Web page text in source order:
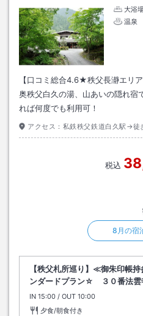
大浴
温泉
【口コミ総合4.6★秩父長瀞エリ
奥秩父白久の湯、山あいの隠れ宿
れば何度でも利用可！
アクセス： 私鉄秩父鉄道白久駅→徒
税込
8月の宿
【秩父札所巡り】≪御朱印帳
ンダードプラン☆ ３０番法
IN チェックイン
15:00 / OUT チェックアウト
10:00
夕食/朝食付き